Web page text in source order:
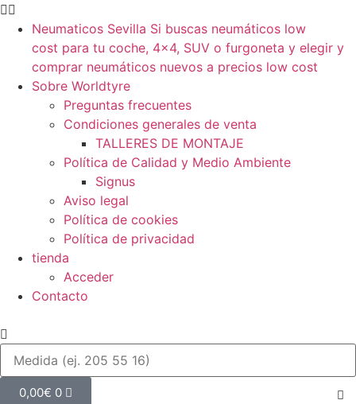
Neumaticos Sevilla Si buscas neumáticos low
cost para tu coche, 4×4, SUV o furgoneta y elegir y
comprar neumáticos nuevos a precios low cost
Sobre Worldtyre
Preguntas frecuentes
Condiciones generales de venta
TALLERES DE MONTAJE
Política de Calidad y Medio Ambiente
Signus
Aviso legal
Política de cookies
Política de privacidad
tienda
Acceder
Contacto
0,00€ 0